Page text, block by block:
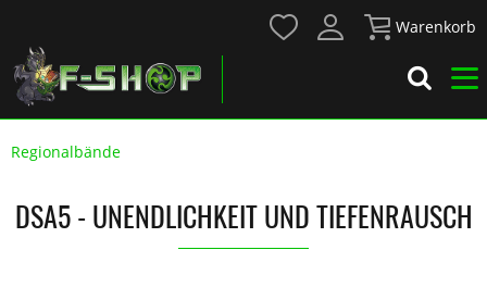
Warenkorb
Regionalbände
DSA5 - UNENDLICHKEIT UND TIEFENRAUSCH